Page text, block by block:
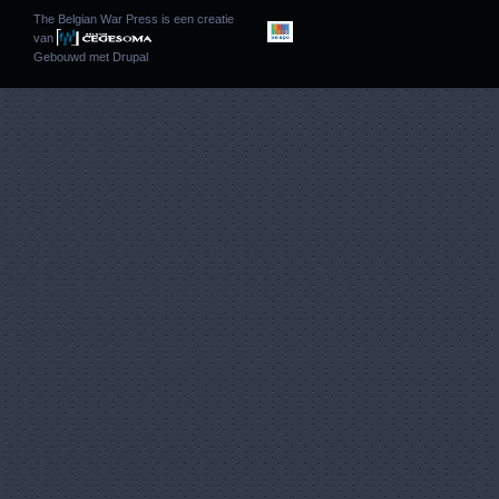
The Belgian War Press is een creatie
van
Gebouwd met Drupal